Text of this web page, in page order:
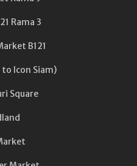
Rama 3
B121
to Icon Siam)
Square